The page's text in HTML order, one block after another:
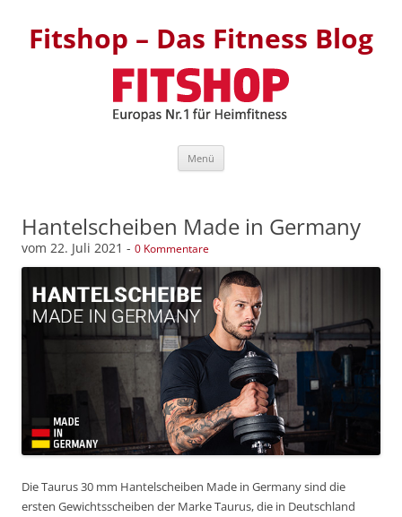
Fitshop – Das Fitness Blog
Menü
Hantelscheiben Made in Germany
vom 22. Juli 2021 - 0 Kommentare
Die Taurus 30 mm Hantelscheiben Made in Germany sind die
ersten Gewichtsscheiben der Marke Taurus, die in Deutschland